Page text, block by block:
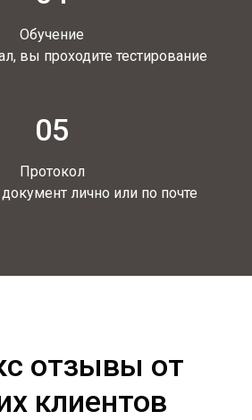
Обучение
вы проходите тестирование
05
Протокол
лично или по почте
отзывы от
клиентов